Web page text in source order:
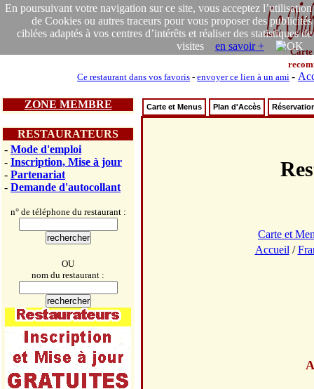
En poursuivant votre navigation sur ce site, vous acceptez l’utilisation
de Cookies ou autres traceurs pour vous proposer des publicités
ciblées adaptés à vos centres d’intérêts et réaliser des statistiques de
visites en savoir +
Carte
Ce restaurant dans vos favoris - envoyer ce lien à un ami -
ZONE MEMBRE
RESTAURATEURS
- Mode d'emploi
- Inscription, Mise à jour
- Partenariat
- Demande d'autocollant
n° de téléphone du restaurant :
OU
nom du restaurant :
Carte et Menus Plan d'Accès
Carte et
Accueil /